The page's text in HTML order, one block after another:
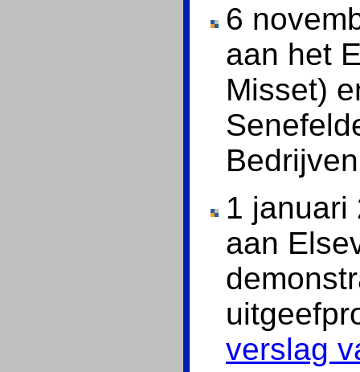
6
aan het
Misset)
1 januari
aan
verslag